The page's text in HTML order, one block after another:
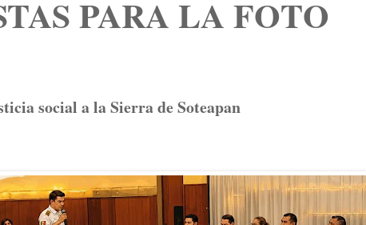
PARA LA FOTO
social a la Sierra de Soteapan